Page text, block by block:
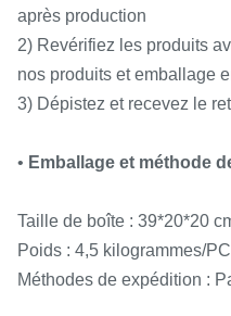
État de
produit :
Tout neuf
après production
2) Revérifiez les produits
nos produits et emballage
3) Dépistez et recevez le
• Emballage et méthode
Taille de boîte : 39*20*20
Poids : 4,5 kilogrammes/
Méthodes de expédition :